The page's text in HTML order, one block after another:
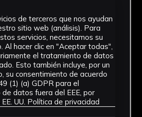
2017 - 2018
Técnica
Impresión
Materiales
Papel
Ver más
de terceros que nos ayudan
sitio web (análisis). Para
servicios, necesitamos su
Al hacer clic en "Aceptar todas",
el tratamiento de datos
Esto también incluye, por un
su consentimiento de acuerdo
(1) (a) GDPR para el
datos fuera del EEE, por
UU. Política de privacidad